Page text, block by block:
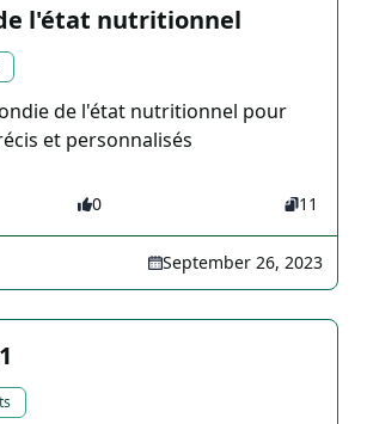
l'état nutritionnel
de l'état nutritionnel pour
et personnalisés
0 11
September 26, 2023